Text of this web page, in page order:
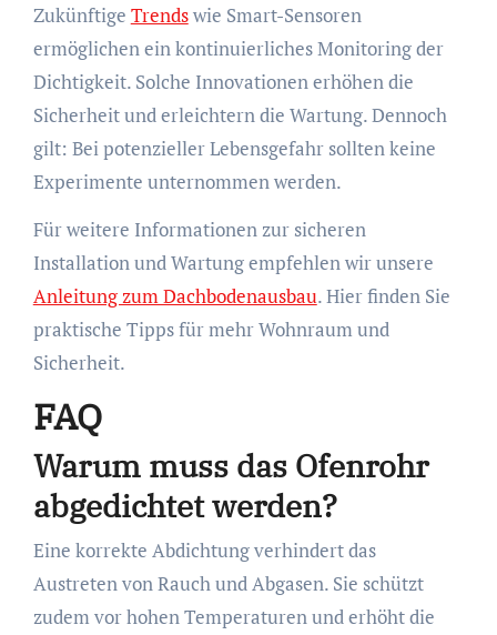
Zukünftige Trendswie Smart-Sensoren
ermöglichen ein kontinuierliches Monitoring der
Dichtigkeit. Solche Innovationen erhöhen die
Sicherheit und erleichtern die Wartung. Dennoch
gilt: Bei potenzieller Lebensgefahr sollten keine
Experimente unternommen werden.
Für weitere Informationen zur sicheren
Installation und Wartung empfehlen wir unsere
Anleitung zum Dachbodenausbau. Hier finden Sie
praktische Tipps für mehr Wohnraum und
Sicherheit.
FAQ
Warum muss das Ofenrohr
abgedichtet werden?
Eine korrekte Abdichtung verhindert das
Austreten von Rauch und Abgasen. Sie schützt
zudem vor hohen Temperaturen und erhöht die